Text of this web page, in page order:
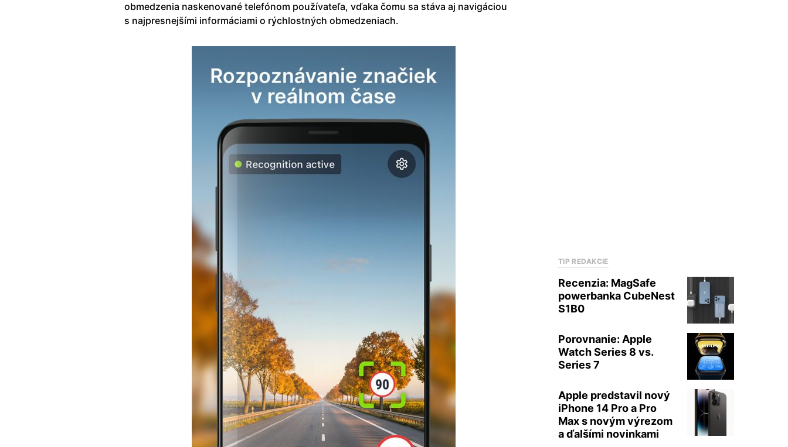
obmedzenia naskenované telefónom používateľa, vďaka čomu sa stáva aj navigáciou
s najpresnejšími informáciami o rýchlostných obmedzeniach.
TIP REDAKCIE
Recenzia: MagSafe
powerbanka CubeNest
S1B0
Porovnanie: Apple
Watch Series 8 vs.
Series 7
Apple predstavil nový
iPhone 14 Pro a Pro
Max s novým výrezom
a ďalšími novinkami